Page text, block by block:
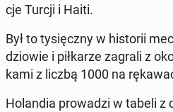
cje Turcji i Haiti.
Był to ty­sięcz­ny w hi­sto­rii
dzio­wie i pił­ka­rze zagrali z
ka­mi z liczbą 1000 na
Ho­lan­dia pro­wa­dzi w tabeli z